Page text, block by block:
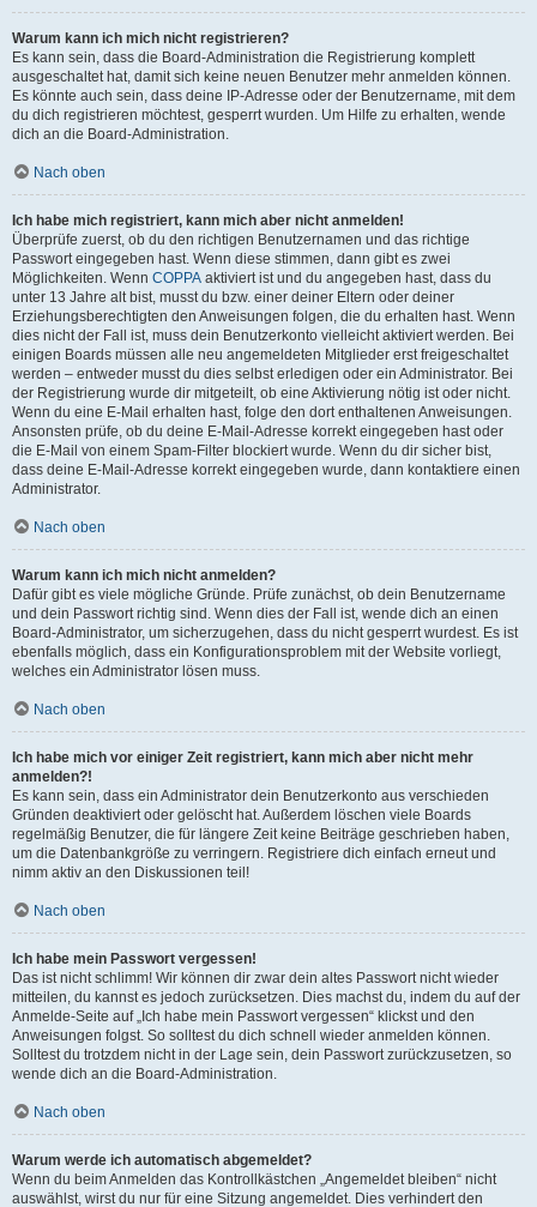
Warum kann ich mich nicht registrieren?
Es kann sein, dass die Board-Administration die Registrierung komplett
ausgeschaltet hat, damit sich keine neuen Benutzer mehr anmelden können.
Es könnte auch sein, dass deine IP-Adresse oder der Benutzername, mit dem
du dich registrieren möchtest, gesperrt wurden. Um Hilfe zu erhalten, wende
dich an die Board-Administration.
Nach oben
Ich habe mich registriert, kann mich aber nicht anmelden!
Überprüfe zuerst, ob du den richtigen Benutzernamen und das richtige
Passwort eingegeben hast. Wenn diese stimmen, dann gibt es zwei
Möglichkeiten. Wenn COPPA aktiviert ist und du angegeben hast, dass du
unter 13 Jahre alt bist, musst du bzw. einer deiner Eltern oder deiner
Erziehungsberechtigten den Anweisungen folgen, die du erhalten hast. Wenn
dies nicht der Fall ist, muss dein Benutzerkonto vielleicht aktiviert werden. Bei
einigen Boards müssen alle neu angemeldeten Mitglieder erst freigeschaltet
werden – entweder musst du dies selbst erledigen oder ein Administrator. Bei
der Registrierung wurde dir mitgeteilt, ob eine Aktivierung nötig ist oder nicht.
Wenn du eine E-Mail erhalten hast, folge den dort enthaltenen Anweisungen.
Ansonsten prüfe, ob du deine E-Mail-Adresse korrekt eingegeben hast oder
die E-Mail von einem Spam-Filter blockiert wurde. Wenn du dir sicher bist,
dass deine E-Mail-Adresse korrekt eingegeben wurde, dann kontaktiere einen
Administrator.
Nach oben
Warum kann ich mich nicht anmelden?
Dafür gibt es viele mögliche Gründe. Prüfe zunächst, ob dein Benutzername
und dein Passwort richtig sind. Wenn dies der Fall ist, wende dich an einen
Board-Administrator, um sicherzugehen, dass du nicht gesperrt wurdest. Es ist
ebenfalls möglich, dass ein Konfigurationsproblem mit der Website vorliegt,
welches ein Administrator lösen muss.
Nach oben
Ich habe mich vor einiger Zeit registriert, kann mich aber nicht mehr
anmelden?!
Es kann sein, dass ein Administrator dein Benutzerkonto aus verschieden
Gründen deaktiviert oder gelöscht hat. Außerdem löschen viele Boards
regelmäßig Benutzer, die für längere Zeit keine Beiträge geschrieben haben,
um die Datenbankgröße zu verringern. Registriere dich einfach erneut und
nimm aktiv an den Diskussionen teil!
Nach oben
Ich habe mein Passwort vergessen!
Das ist nicht schlimm! Wir können dir zwar dein altes Passwort nicht wieder
mitteilen, du kannst es jedoch zurücksetzen. Dies machst du, indem du auf der
Anmelde-Seite auf „Ich habe mein Passwort vergessen“ klickst und den
Anweisungen folgst. So solltest du dich schnell wieder anmelden können.
Solltest du trotzdem nicht in der Lage sein, dein Passwort zurückzusetzen, so
wende dich an die Board-Administration.
Nach oben
Warum werde ich automatisch abgemeldet?
Wenn du beim Anmelden das Kontrollkästchen „Angemeldet bleiben“ nicht
auswählst, wirst du nur für eine Sitzung angemeldet. Dies verhindert den